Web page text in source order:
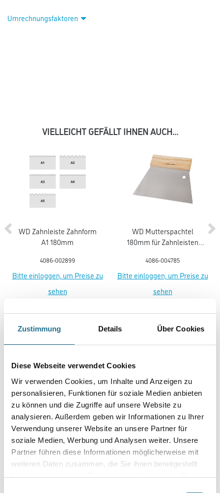
Zustimmung Details Über Cookies
Diese Webseite verwendet Cookies
Wir verwenden Cookies, um Inhalte und Anzeigen zu
personalisieren, Funktionen für soziale Medien anbieten
zu können und die Zugriffe auf unsere Website zu
analysieren. Außerdem geben wir Informationen zu Ihrer
Verwendung unserer Website an unsere Partner für
soziale Medien, Werbung und Analysen weiter. Unsere
Partner führen diese Informationen möglicherweise mit
weiteren Daten zusammen, die Sie ihnen bereitgestellt
haben oder die sie im Rahmen Ihrer Nutzung der Dienste
Umrechnungsfaktoren
VIELLEICHT GEFÄLLT IHNEN AUCH...
WD Zahnleiste Zahnform
A1 180mm
4086-002899
Bitte einloggen, um Preise zu
sehen
WD Mutterspachtel
180mm für Zahnleisten
4086-004785
Bitte einloggen, um Preise zu
sehen
PRODUKTEIGENSCHAFTEN
- Sehr emissionsarmer Dispersionsklebstoff mit
klebeverstärkenden Zusätzen
- Faserarmiert, mit hart-elastischer Klebstoffriefe
- Für PVC- und CV-Bodenbeläge, Bahnen und Fliesen
- Speziell für PVC-Modulböden (LVT), Planken und Fliesen
- Schnelle Klebkraftentwicklung und hohe Endfestigkeit
Verarbeitungstemp./Luftfeuchte
Klebstoff nicht unter 15 °C Bodentemperatur oder über 75 % rel.
Luftfeuchtigkeit verarbeiten